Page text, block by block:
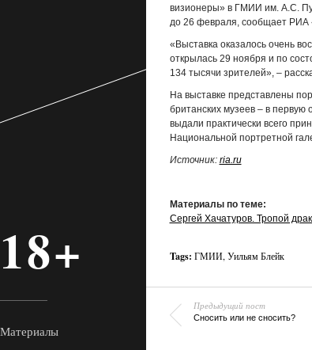
визионеры» в ГМИИ им. А.С.
до 26 февраля, сообщает РИА
«Выставка оказалось очень
открылась 29 ноября и по
134 тысячи зрителей», –
На выставке представлены
британских музеев – в первую
выдали практически всего
Национальной портретной
Источник: ria.ru
Материалы по теме:
Сергей Хачатуров. Тропой
Tags: ГМИИ, Уильям Блейк
Предыдущий пост
Сносить или не сносить?
18+
Материалы